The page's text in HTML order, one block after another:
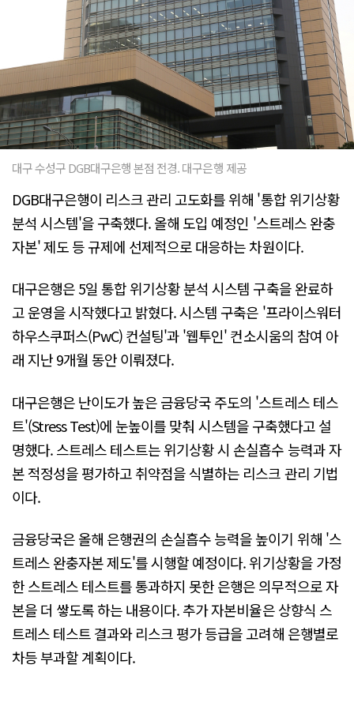
대구 수성구 DGB대구은행 본점 전경. 대구은행 제공
DGB대구은행이 리스크 관리 고도화를 위해 '통합 위기상황
분석 시스템'을 구축했다. 올해 도입 예정인 '스트레스 완충
자본' 제도 등 규제에 선제적으로 대응하는 차원이다.
대구은행은 5일 통합 위기상황 분석 시스템 구축을 완료하
고 운영을 시작했다고 밝혔다. 시스템 구축은 '프라이스워터
하우스쿠퍼스(PwC) 컨설팅'과 '웹투인' 컨소시움의 참여 아
래 지난 9개월 동안 이뤄졌다.
대구은행은 난이도가 높은 금융당국 주도의 '스트레스 테스
트'(Stress Test)에 눈높이를 맞춰 시스템을 구축했다고 설
명했다. 스트레스 테스트는 위기상황 시 손실흡수 능력과 자
본 적정성을 평가하고 취약점을 식별하는 리스크 관리 기법
이다.
금융당국은 올해 은행권의 손실흡수 능력을 높이기 위해 '스
트레스 완충자본 제도'를 시행할 예정이다. 위기상황을 가정
한 스트레스 테스트를 통과하지 못한 은행은 의무적으로 자
본을 더 쌓도록 하는 내용이다. 추가 자본비율은 상향식 스
트레스 테스트 결과와 리스크 평가 등급을 고려해 은행별로
차등 부과할 계획이다.